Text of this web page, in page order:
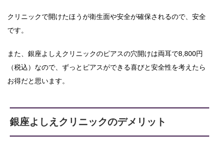
クリニックで開けたほうが衛生面や安全が確保されるので、安全
です。
また、銀座よしえクリニックのピアスの穴開けは両耳で8,800円
（税込）なので、ずっとピアスができる喜びと安全性を考えたら
お得だと思います。
銀座よしえクリニックのデメリット